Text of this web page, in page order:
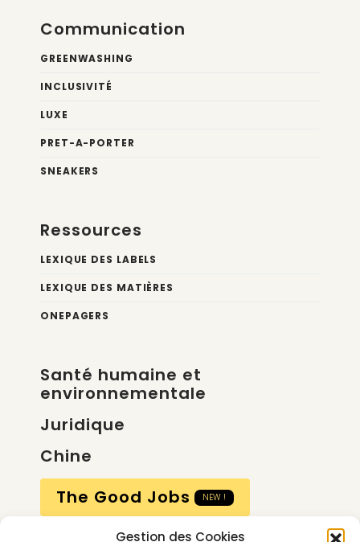
Gestion des Cookies
Communication
GREENWASHING
INCLUSIVITÉ
LUXE
PRET-A-PORTER
SNEAKERS
Ressources
LEXIQUE DES LABELS
LEXIQUE DES MATIÈRES
ONEPAGERS
Santé humaine et
environnementale
Juridique
Chine
The Good Jobs
NEW !